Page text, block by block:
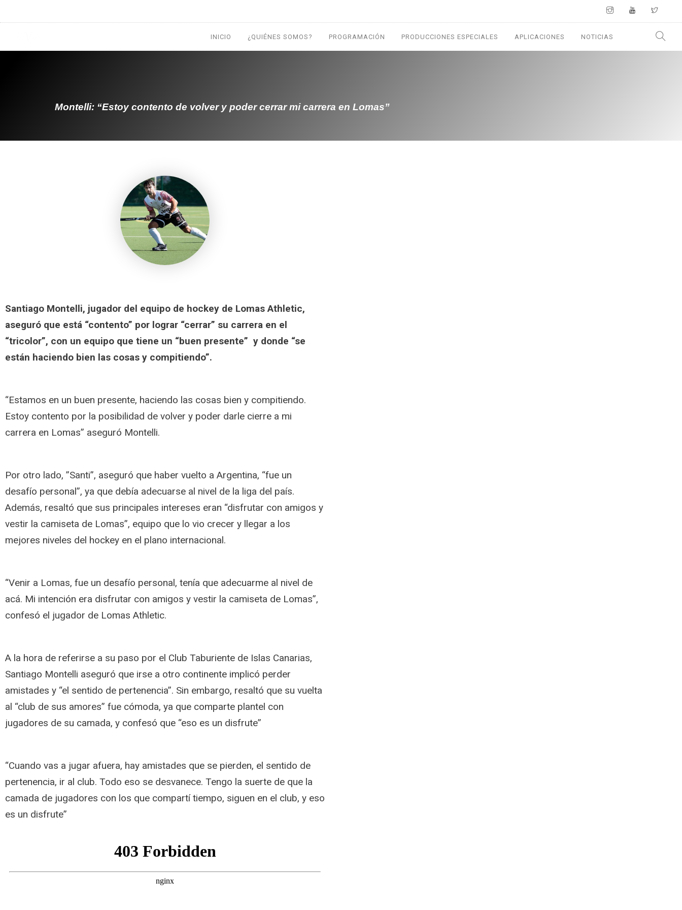
INICIO ¿QUIÉNES SOMOS? PROGRAMACIÓN PRODUCCIONES ESPECIALES APLICACIONES NOTICIAS
Montelli: “Estoy contento de volver y poder cerrar mi carrera en Lomas”
Santiago Montelli, jugador del equipo de hockey de Lomas Athletic,
aseguró que está “contento” por lograr “cerrar” su carrera en el
“tricolor”, con un equipo que tiene un “buen presente” y donde “se
están haciendo bien las cosas y compitiendo”.
“Estamos en un buen presente, haciendo las cosas bien y compitiendo.
Estoy contento por la posibilidad de volver y poder darle cierre a mi
carrera en Lomas” aseguró Montelli.
Por otro lado, ”Santi”, aseguró que haber vuelto a Argentina, “fue un
desafío personal”, ya que debía adecuarse al nivel de la liga del país.
Además, resaltó que sus principales intereses eran “disfrutar con amigos y
vestir la camiseta de Lomas”, equipo que lo vio crecer y llegar a los
mejores niveles del hockey en el plano internacional.
“Venir a Lomas, fue un desafío personal, tenía que adecuarme al nivel de
acá. Mi intención era disfrutar con amigos y vestir la camiseta de Lomas”,
confesó el jugador de Lomas Athletic.
A la hora de referirse a su paso por el Club Taburiente de Islas Canarias,
Santiago Montelli aseguró que irse a otro continente implicó perder
amistades y “el sentido de pertenencia”. Sin embargo, resaltó que su vuelta
al “club de sus amores” fue cómoda, ya que comparte plantel con
jugadores de su camada, y confesó que “eso es un disfrute”
“Cuando vas a jugar afuera, hay amistades que se pierden, el sentido de
pertenencia, ir al club. Todo eso se desvanece. Tengo la suerte de que la
camada de jugadores con los que compartí tiempo, siguen en el club, y eso
es un disfrute”